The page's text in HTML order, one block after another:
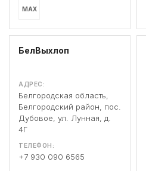
MAX
БелВыхлоп
АДРЕС:
Белгородская область,
Белгородский район, пос.
Дубовое, ул. Лунная, д.
4Г
ТЕЛЕФОН:
+7 930 090 6565